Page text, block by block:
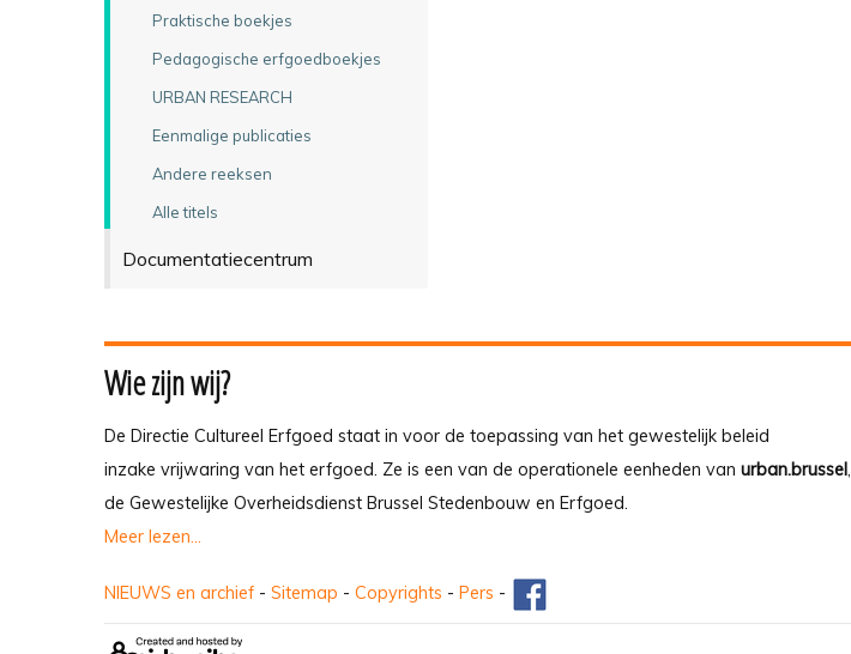
Praktische boekjes
Pedagogische erfgoedboekjes
URBAN RESEARCH
Eenmalige publicaties
Andere reeksen
Alle titels
Documentatiecentrum
Wie zijn wij?
De Directie Cultureel Erfgoed staat in voor de toepassing van het gewestelijk beleid
inzake vrijwaring van het erfgoed. Ze is een van de operationele eenheden van urban.brussel,
de Gewestelijke Overheidsdienst Brussel Stedenbouw en Erfgoed.
Meer lezen...
NIEUWS en archief - Sitemap - Copyrights - Pers -